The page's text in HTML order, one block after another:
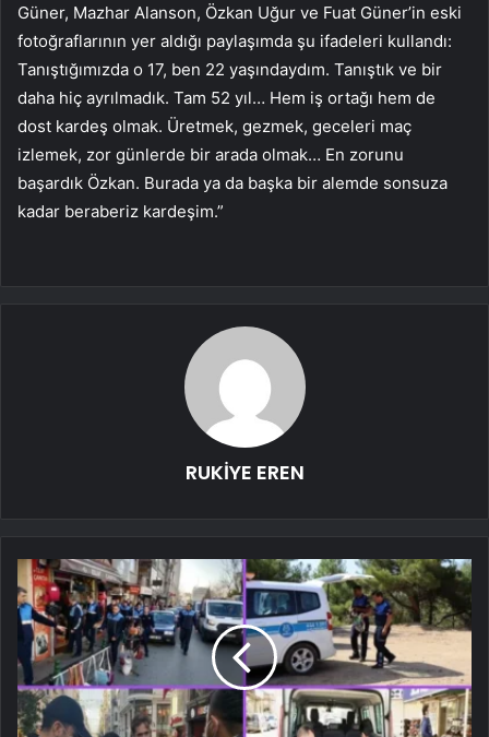
Güner, Mazhar Alanson, Özkan Uğur ve Fuat Güner’in eski
fotoğraflarının yer aldığı paylaşımda şu ifadeleri kullandı:
Tanıştığımızda o 17, ben 22 yaşındaydım. Tanıştık ve bir
daha hiç ayrılmadık. Tam 52 yıl… Hem iş ortağı hem de
dost kardeş olmak. Üretmek, gezmek, geceleri maç
izlemek, zor günlerde bir arada olmak… En zorunu
başardık Özkan. Burada ya da başka bir alemde sonsuza
kadar beraberiz kardeşim.”
RUKİYE EREN